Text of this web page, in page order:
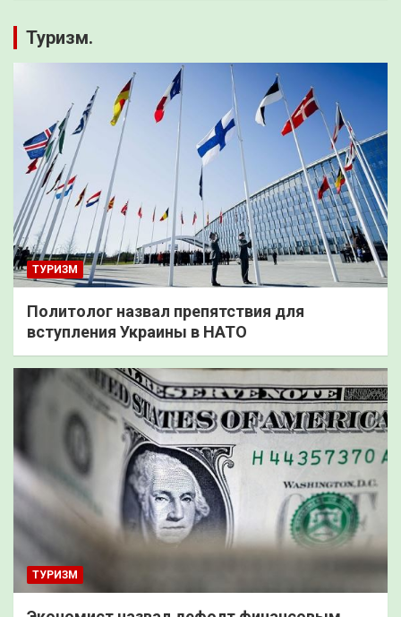
Туризм.
ТУРИЗМ
Политолог назвал препятствия для
вступления Украины в НАТО
ТУРИЗМ